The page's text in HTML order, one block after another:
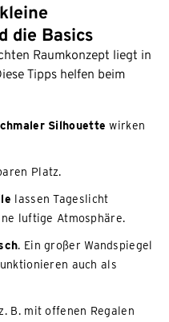
die Basics
Raumkonzept liegt in
Tipps helfen beim
Silhouette wirken
Platz.
lassen Tageslicht
luftige Atmosphäre.
. Ein großer Wandspiegel
auch als
B. mit offenen Regalen